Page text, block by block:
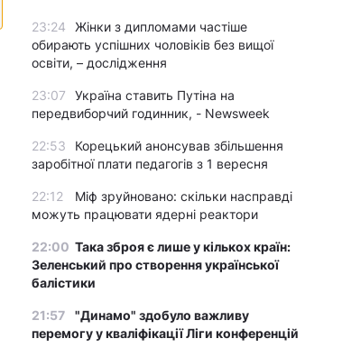
23:24
Жінки з дипломами частіше
обирають успішних чоловіків без вищої
освіти, – дослідження
23:07
Україна ставить Путіна на
передвиборчий годинник, - Newsweek
22:53
Корецький анонсував збільшення
заробітної плати педагогів з 1 вересня
22:12
Міф зруйновано: скільки насправді
можуть працювати ядерні реактори
22:00 Така зброя є лише у кількох країн:
Зеленський про створення української
балістики
21:57
"Динамо" здобуло важливу
перемогу у кваліфікації Ліги конференцій